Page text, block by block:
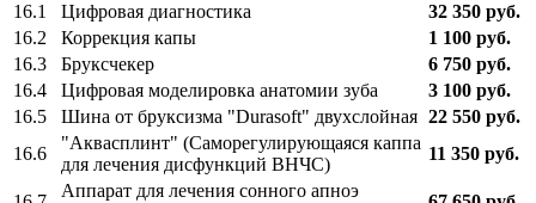
16.1
Цифровая диагностика
32 350 руб.
16.2
Коррекция капы
1 100 руб.
16.3
Бруксчекер
6 750 руб.
16.4
Цифровая моделировка анатомии зуба
3 100 руб.
16.5
Шина от бруксизма "Durasoft" двухслойная 22 550 руб.
16.6
"Аквасплинт" (Саморегулирующаяся каппа
для лечения дисфункций ВНЧС)
11 350 руб.
Аппарат для лечения сонного апноэ